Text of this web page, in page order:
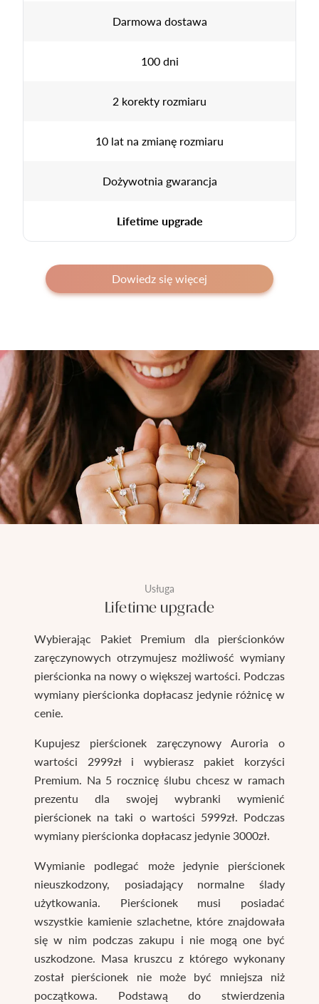
Darmowa dostawa
100 dni
2 korekty rozmiaru
10 lat na zmianę rozmiaru
Dożywotnia gwarancja
Lifetime upgrade
Dowiedz się więcej
Usługa
Lifetime upgrade
Wybierając Pakiet Premium dla pierścionków
zaręczynowych otrzymujesz możliwość wymiany
pierścionka na nowy o większej wartości. Podczas
wymiany pierścionka dopłacasz jedynie różnicę w
cenie.
Kupujesz pierścionek zaręczynowy Auroria o
wartości 2999zł i wybierasz pakiet korzyści
Premium. Na 5 rocznicę ślubu chcesz w ramach
prezentu dla swojej wybranki wymienić
pierścionek na taki o wartości 5999zł. Podczas
wymiany pierścionka dopłacasz jedynie 3000zł.
Wymianie podlegać może jedynie pierścionek
nieuszkodzony, posiadający normalne ślady
użytkowania. Pierścionek musi posiadać
wszystkie kamienie szlachetne, które znajdowała
się w nim podczas zakupu i nie mogą one być
uszkodzone. Masa kruszcu z którego wykonany
został pierścionek nie może być mniejsza niż
początkowa. Podstawą do stwierdzenia